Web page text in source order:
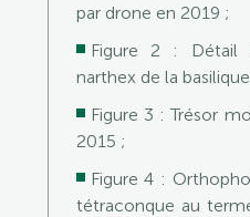
par drone en 2019 ;
Figure 2 : Détail
narthex de la
Figure 3 : Trésor
2015 ;
Figure 4 :
tétraconque au